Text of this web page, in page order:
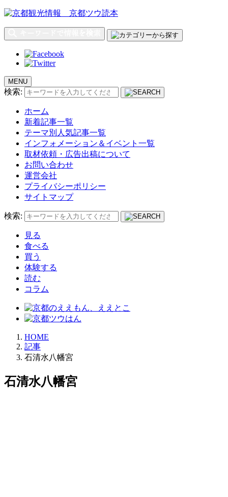
MENU
検索:
ホーム
新着記事一覧
テーマ別人気記事一覧
インフォメーション＆イベント一覧
取材依頼・広告出稿について
お問い合わせ
運営会社
プライバシーポリシー
サイトマップ
検索:
見る
食べる
買う
体験する
読む
コラム
HOME
記事
石清水八幡宮
石清水八幡宮